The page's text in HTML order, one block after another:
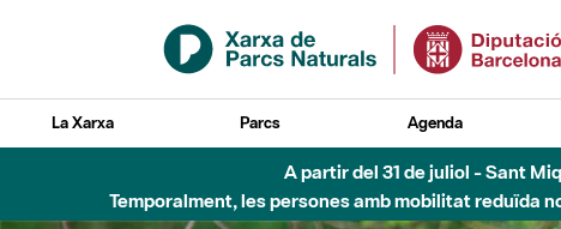
Salta al contingut principal
La Xarxa Parcs Agenda
A partir del 31 de juliol - Sant
Temporalment, les persones amb mobilitat reduïda